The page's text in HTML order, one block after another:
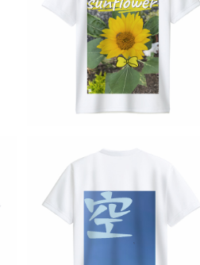
Tシャツ フォト ドライ GLIMME
R ポリエステル 写真プリント U
Vカット 吸汗 速乾 T shirt オリ
ジナル スポーツ バイク 洗い替
え カジュアル 人気 定番 半袖 s
aritikari american casual
original harley sunflower
¥2,980
Japan art 漢字 Tシャツ フォト
ドライ GLIMMER ポリエステル
SOLD OUT